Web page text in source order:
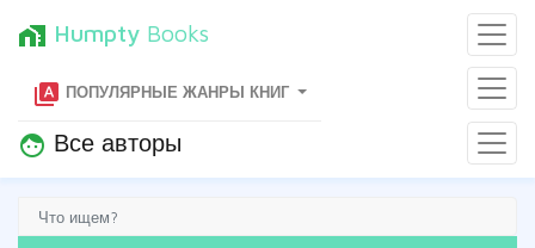
home_work Humpty Books
type_specimen ПОПУЛЯРНЫЕ ЖАНРЫ КНИГ
face Все авторы